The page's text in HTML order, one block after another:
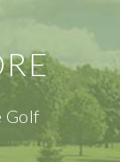
Golf